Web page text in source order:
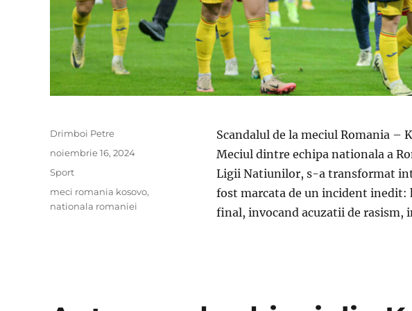
Scandalul de la meciul Romania –
Meciul dintre echipa nationala a
Ligii Natiunilor, s-a transformat
fost marcata de un incident
final, invocand acuzatii de rasism,
Author
Drimboi Petre
Posted
noiembrie 16, 2024
Categories
Sport
Tags
meci romania kosovo,
nationala romaniei